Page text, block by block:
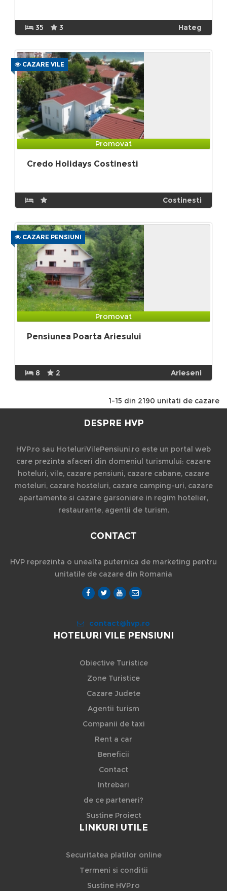
35 3 Hateg
CAZARE VILE
Promovat
Credo Holidays Costinesti
Costinesti
CAZARE PENSIUNI
Promovat
Pensiunea Poarta Ariesului
8 2 Arieseni
1-15 din 2190 unitati de cazare
DESPRE HVP
HVP.ro sau HoteluriVilePensiuni.ro este un portal web
care prezinta afaceri din domeniul turismului: cazare
hoteluri, vile, cazare pensiuni, cazare cabane, cazare
moteluri, cazare hosteluri, cazare camping-uri, cazare
apartamente si cazare garsoniere in regim hotelier,
restaurante, agentii de turism.
CONTACT
HVP reprezinta o unealta puternica de marketing pentru
unitatile de cazare din Romania
contact@hvp.ro
HOTELURI VILE PENSIUNI
Obiective Turistice
Zone Turistice
Cazare Judete
Agentii turism
Companii de taxi
Rent a car
Beneficii
Contact
Intrebari
de ce parteneri?
Sustine Proiect
LINKURI UTILE
Securitatea platilor online
Termeni si conditii
Sustine HVP.ro